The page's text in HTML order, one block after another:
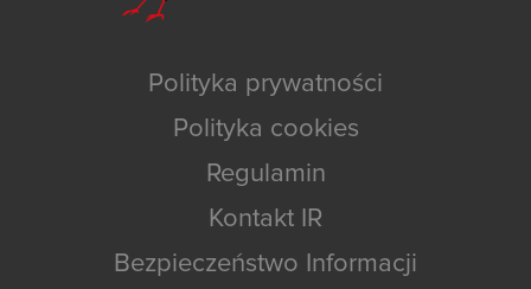
Polityka prywatności
Polityka cookies
Regulamin
Kontakt IR
Bezpieczeństwo Informacji